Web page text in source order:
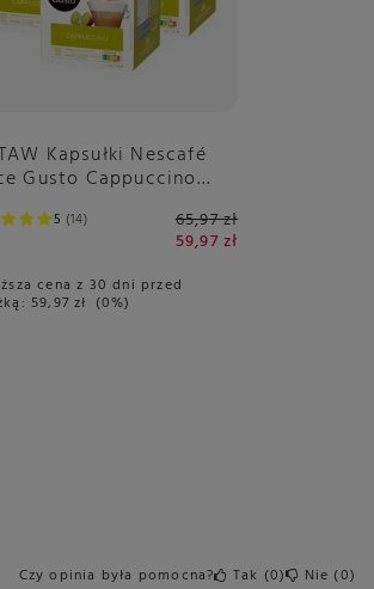
5 14
Kapsułki Nescafé
Gusto Cappuccino
65,97 zł
59,97 zł
cena z 30 dni przed
59,97 zł 0%
Czy opinia była pomocna? Tak 0 Nie 0